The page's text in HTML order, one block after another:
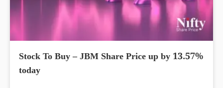
Stock To Buy – JBM Share Price up by 13.57%
today